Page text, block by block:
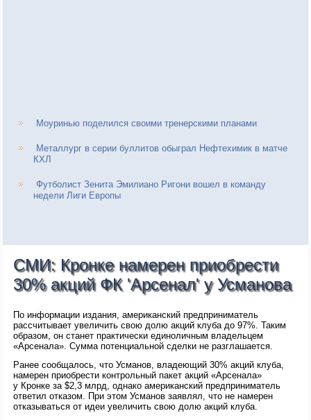
Моуринью поделился своими тренерскими планами
Металлург в серии буллитов обыграл Нефтехимик в матче
КХЛ
Футболист Зенита Эмилиано Ригони вошел в команду
недели Лиги Европы
СМИ: Кронке намерен приобрести
30% акций ФК 'Арсенал' у Усманова
По информации издания, американский предприниматель
рассчитывает увеличить свою долю акций клуба до 97%. Таким
образом, он станет практически единоличным владельцем
«Арсенала». Сумма потенциальной сделки не разглашается.
Ранее сообщалось, что Усманов, владеющий 30% акций клуба,
намерен приобрести контрольный пакет акций «Арсенала»
у Кронке за $2,3 млрд, однако американский предприниматель
ответил отказом. При этом Усманов заявлял, что не намерен
отказываться от идеи увеличить свою долю акций клуба.